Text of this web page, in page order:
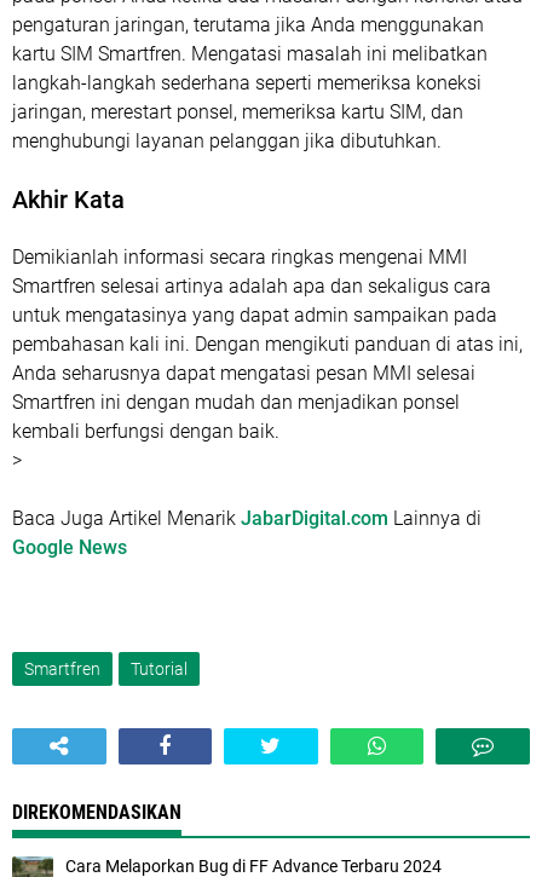
pengaturan jaringan, terutama jika Anda menggunakan
kartu SIM Smartfren. Mengatasi masalah ini melibatkan
langkah-langkah sederhana seperti memeriksa koneksi
jaringan, merestart ponsel, memeriksa kartu SIM, dan
menghubungi layanan pelanggan jika dibutuhkan.
Akhir Kata
Demikianlah informasi secara ringkas mengenai MMI
Smartfren selesai artinya adalah apa dan sekaligus cara
untuk mengatasinya yang dapat admin sampaikan pada
pembahasan kali ini. Dengan mengikuti panduan di atas ini,
Anda seharusnya dapat mengatasi pesan MMI selesai
Smartfren ini dengan mudah dan menjadikan ponsel
kembali berfungsi dengan baik.
>
Baca Juga Artikel Menarik JabarDigital.com Lainnya di
Google News
Smartfren Tutorial
DIREKOMENDASIKAN
Cara Melaporkan Bug di FF Advance Terbaru 2024